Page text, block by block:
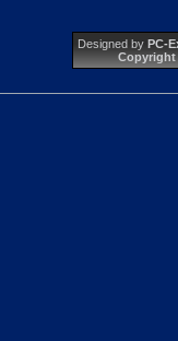
Designed by PC-
Copyright